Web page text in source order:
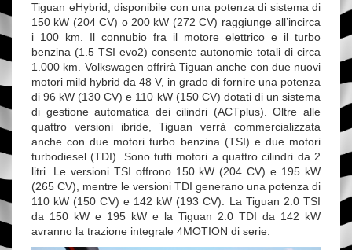
Tiguan eHybrid, disponibile con una potenza di sistema di
150 kW (204 CV) o 200 kW (272 CV) raggiunge all’incirca
i 100 km. Il connubio fra il motore elettrico e il turbo
benzina (1.5 TSI evo2) consente autonomie totali di circa
1.000 km. Volkswagen offrirà Tiguan anche con due nuovi
motori mild hybrid da 48 V, in grado di fornire una potenza
di 96 kW (130 CV) e 110 kW (150 CV) dotati di un sistema
di gestione automatica dei cilindri (ACTplus). Oltre alle
quattro versioni ibride, Tiguan verrà commercializzata
anche con due motori turbo benzina (TSI) e due motori
turbodiesel (TDI). Sono tutti motori a quattro cilindri da 2
litri. Le versioni TSI offrono 150 kW (204 CV) e 195 kW
(265 CV), mentre le versioni TDI generano una potenza di
110 kW (150 CV) e 142 kW (193 CV). La Tiguan 2.0 TSI
da 150 kW e 195 kW e la Tiguan 2.0 TDI da 142 kW
avranno la trazione integrale 4MOTION di serie.